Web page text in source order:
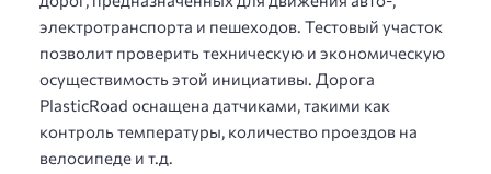
электротранспорта и пешеходов. Тестовый участок
позволит проверить техническую и экономическую
осуществимость этой инициативы. Дорога
PlasticRoad оснащена датчиками, такими как
контроль температуры, количество проездов на
велосипеде и т.д.